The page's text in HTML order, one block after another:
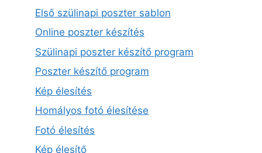
Első szülinapi poszter sablon
Online poszter készítés
Szülinapi poszter készítő program
Poszter készítő program
Kép élesítés
Homályos fotó élesítése
Fotó élesítés
Kép élesítő